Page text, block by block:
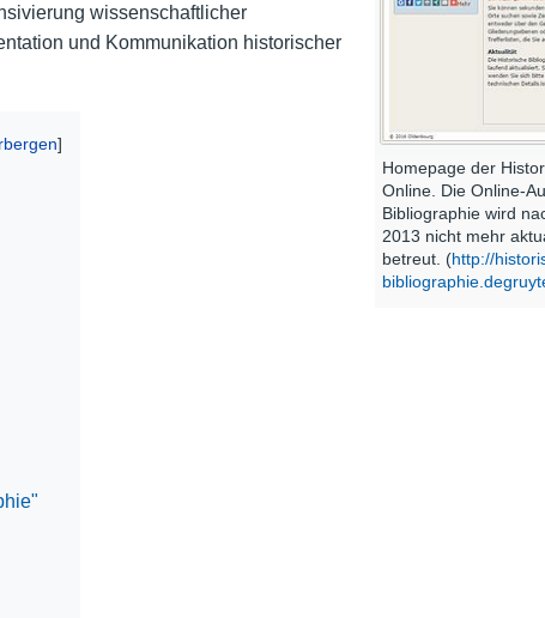
Homepage der
Online. Die Online-
Bibliographie wird
2013 nicht mehr
betreut. (http://
wissenschaftlicher
und Kommunikation historischer